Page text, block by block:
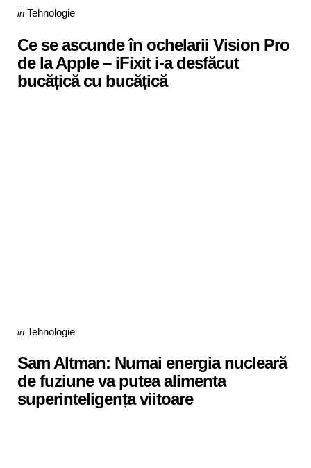
Categories
Posted
in Tehnologie
Ce se ascunde în ochelarii Vision Pro
de la Apple – iFixit i-a desfăcut
bucățică cu bucățică
Categories
Posted
in Tehnologie
Sam Altman: Numai energia nucleară
de fuziune va putea alimenta
superinteligența viitoare